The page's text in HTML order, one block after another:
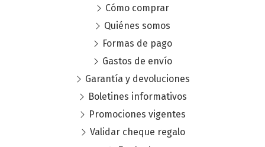
Cómo comprar
Quiénes somos
Formas de pago
Gastos de envío
Garantía y devoluciones
Boletines informativos
Promociones vigentes
Validar cheque regalo